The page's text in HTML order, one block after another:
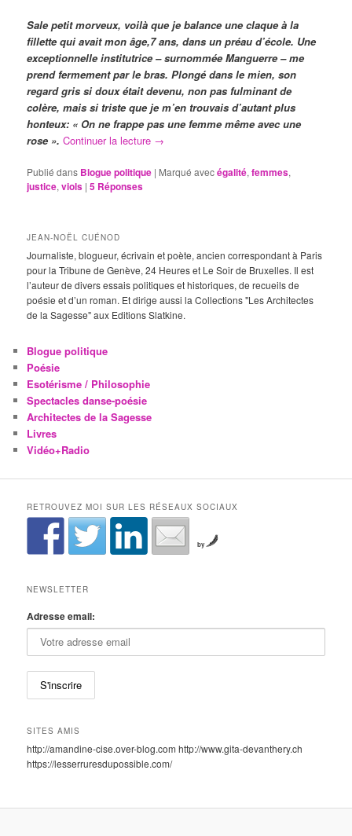
Sale petit morveux, voilà que je balance une claque à la
fillette qui avait mon âge,7 ans, dans un préau d’école. Une
exceptionnelle institutrice – surnommée Manguerre – me
prend fermement par le bras. Plongé dans le mien, son
regard gris si doux était devenu, non pas fulminant de
colère, mais si triste que je m’en trouvais d’autant plus
honteux: « On ne frappe pas une femme même avec une
rose ». Continuer la lecture →
Publié dans Blogue politique | Marqué avecégalité,femmes,
justice,viols |5 Réponses
JEAN-NOËL CUÉNOD
Journaliste, blogueur, écrivain et poète, ancien correspondant à Paris
pour la Tribune de Genève, 24 Heures et Le Soir de Bruxelles. Il est
l’auteur de divers essais politiques et historiques, de recueils de
poésie et d’un roman. Et dirige aussi la Collections "Les Architectes
de la Sagesse" aux Editions Slatkine.
Blogue politique
Poésie
Esotérisme / Philosophie
Spectacles danse-poésie
Architectes de la Sagesse
Livres
Vidéo+Radio
RETROUVEZ MOI SUR LES RÉSEAUX SOCIAUX
by
NEWSLETTER
Adresse email:
SITES AMIS
http://amandine-cise.over-blog.com http://www.gita-devanthery.ch
https://lesserruresdupossible.com/